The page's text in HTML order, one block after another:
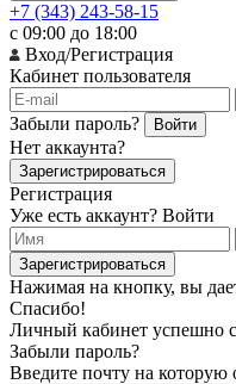
+7 (343) 243-58-15
с 09:00 до 18:00
Вход/Регистрация
Кабинет пользователя
Забыли пароль? Войти
Нет аккаунта?
Зарегистрироваться
Регистрация
Уже есть аккаунт? Войти
Зарегистрироваться
Нажимая на кнопку, вы
Спасибо!
Личный кабинет успешно
Забыли пароль?
Введите почту на которую